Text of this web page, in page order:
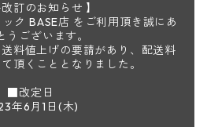
改訂のお知らせ 】
ク BASE店 をご利用頂き誠にあ
うございます。
料値上げの要請があり、配送料
頂くこととなりました。
■改定日
年6月1日(木)